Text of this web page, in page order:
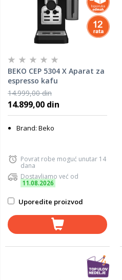
BEKO CEP 5304 X Aparat za
espresso kafu
14.999,00 din
14.899,00 din
Brand: Beko
Povrat robe moguć unutar 14
dana
Dostavljamo već od
11.08.2026
Uporedite proizvod